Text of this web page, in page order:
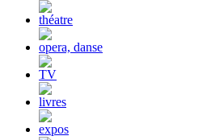
théatre
opera, danse
TV
livres
expos